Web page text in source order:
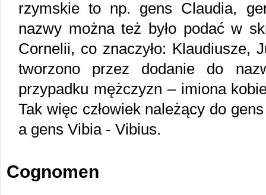
rzymskie to np. gens Claudia,
nazwy można też było podać w
Cornelii, co znaczyło: Klaudiusze,
tworzono przez dodanie do
przypadku mężczyzn – imiona
Tak więc człowiek należący do
a gens Vibia - Vibius.
Cognomen